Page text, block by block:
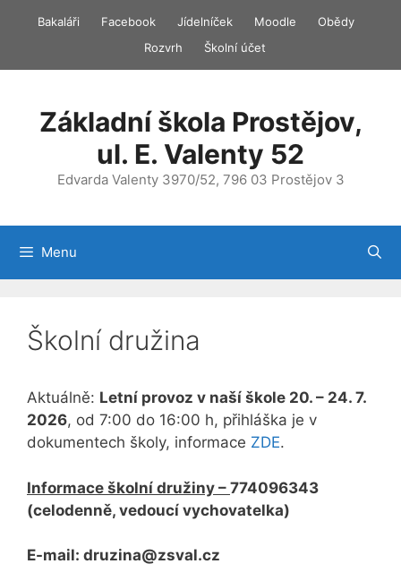
Bakaláři Facebook Jídelníček Moodle
Obědy
Rozvrh
Školní účet
Základní škola Prostějov,
ul. E. Valenty 52
Edvarda Valenty 3970/52, 796 03 Prostějov 3
Menu
Školní družina
Aktuálně: Letní provoz v naší škole 20. – 24. 7.
2026, od 7:00 do 16:00 h, přihláška je v
dokumentech školy, informace ZDE.
Informace školní družiny – 774096343
(celodenně, vedoucí vychovatelka)
E-mail: druzina@zsval.cz